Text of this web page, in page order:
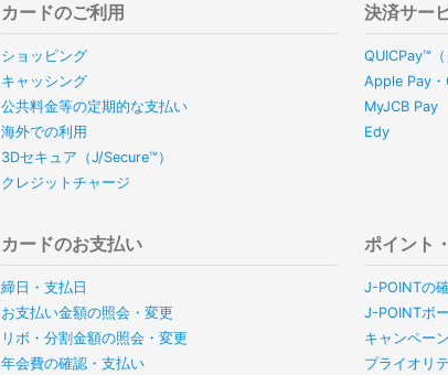
カードのご利用
ショッピング
キャッシング
公共料金等の定期的な支払い
海外での利用
3Dセキュア（J/Secure™）
クレジットチャージ
決済サー
QUICPay™（
Apple Pay
MyJCB Pay
Edy
カードのお支払い
締日・支払日
お支払い金額の照会・変更
リボ・分割金額の照会・変更
年会費の確認・支払い
ポイント
J-POINTの
J-POINTボ
キャンペーン
プライオリ